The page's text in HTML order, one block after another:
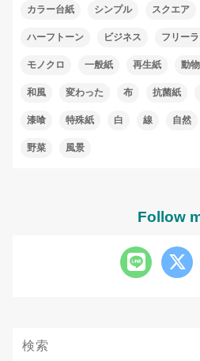
カラー台紙 シンプル スクエア
ハーフトーン ビジネス フリー
モノクロ 一般紙 再生紙 動物
和風 変わった 布 抗菌紙
漆喰 特殊紙 白 線 自然
野菜 風景
Follow